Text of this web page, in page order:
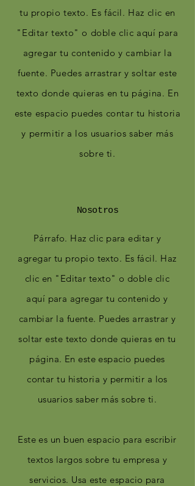
tu propio texto. Es fácil. Haz clic en
"Editar texto" o doble clic aquí para
agregar tu contenido y cambiar la
fuente. Puedes arrastrar y soltar este
texto donde quieras en tu página. En
este espacio puedes contar tu historia
y permitir a los usuarios saber más
sobre ti.
Nosotros
Párrafo. Haz clic para editar y
agregar tu propio texto. Es fácil. Haz
clic en "Editar texto" o doble clic
aquí para agregar tu contenido y
cambiar la fuente. Puedes arrastrar y
soltar este texto donde quieras en tu
página. En este espacio puedes
contar tu historia y permitir a los
usuarios saber más sobre ti.
Este es un buen espacio para escribir
textos largos sobre tu empresa y
servicios. Usa este espacio para